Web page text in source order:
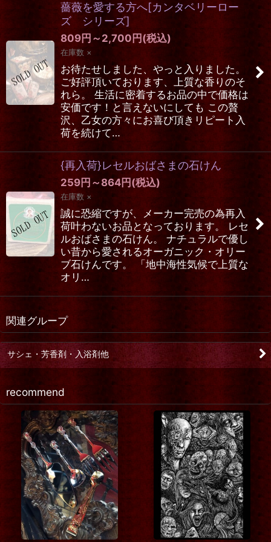
薔薇を愛する方へ[カンタベリーロー
ズ シリーズ]
809円 ～2,700 円 (税込)
在庫数 ×
お待たせしました、やっと入りました。
ご好評頂いております、上質な香りのそ
れら。 生活に密着するお品の中で価格は
安価です！と言えないにしても この贅
沢、乙女の方々にお喜び頂きリピート入
荷を続けて…
{再入荷}レセルおばさまの石けん
259円 ～864円 (税込)
在庫数 ×
誠に恐縮ですが、メーカー完売の為再入
荷叶わないお品となっております。 レセ
ルおばさまの石けん。 ナチュラルで優し
い昔から愛されるオーガニック・オリー
ブ石けんです。 「地中海性気候で上質な
オリ…
関連グループ
サシェ・芳香剤・入浴剤他
recommend
「妖魚」カップ＆ソーサー [武
ア